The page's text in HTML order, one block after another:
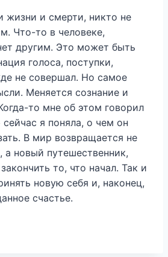
жизни и смерти, никто не
Что-то в человеке,
другим. Это может быть
голоса, поступки,
не совершал. Но самое
Меняется сознание и
то мне об этом говорил
я поняла, о чем он
В мир возвращается не
а новый путешественник,
то, что начал. Так и
новую себя и, наконец,
счастье.